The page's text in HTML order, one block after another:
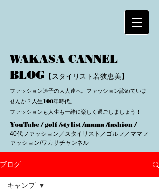
WAKASA CANNEL
BLOG 【スタイリスト若狭恵美】
ファッション迷子の大人達へ。ファッション諦めていま
せんか？人生100年時代。
ファッションも人生も一緒に楽しく過ごしましょう！
YouTube / golf /stylist /mama /fashion /
40代ファッション／スタイリスト／ゴルフ／ママフ
ァッション/ワカサチャンネル
ブログ
キャンプ